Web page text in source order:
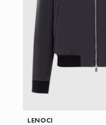
LENOCI